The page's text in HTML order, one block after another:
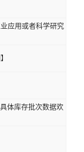
应用或者科学研究
具体库存批次数据欢